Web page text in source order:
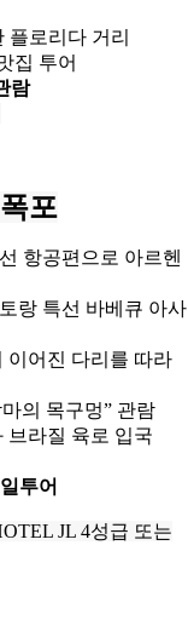
로리다 거리
집 투어
람
포
항공편으로 아르헨
랑 특선 바베큐 아사
이어진 다리를 따라
의 목구멍” 관람
브라질 육로 입국
투어
JL 4성급 또는